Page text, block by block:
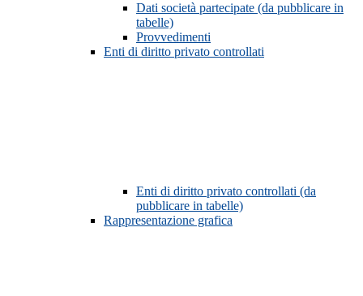
Dati società partecipate (da pubblicare in
tabelle)
Provvedimenti
Enti di diritto privato controllati
Enti di diritto privato controllati (da
pubblicare in tabelle)
Rappresentazione grafica